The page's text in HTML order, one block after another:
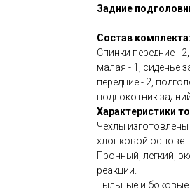
Задние
Состав комплекта:
Спинки передние -
малая - 1, сиденье
передние - 2,
подлокотник задний
Характеристики
Чехлы
хлопковой основе.
Прочный, легкий,
реакции.
Тыльные и боковые